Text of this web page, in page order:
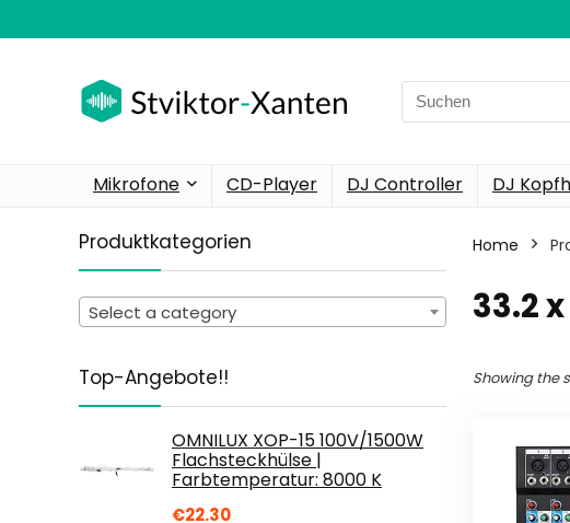
Search
for:
Mikrofone CD-Player DJ Controller DJ
Produktkategorien
Select a category
Top-Angebote!!
OMNILUX XOP-15 100V/1500W
Flachsteckhülse |
Farbtemperatur: 8000 K
€22.30
Home
‎33.2
Showing the